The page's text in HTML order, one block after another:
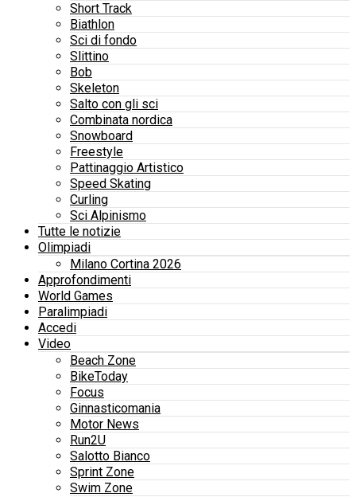
Short Track
Biathlon
Sci di fondo
Slittino
Bob
Skeleton
Salto con gli sci
Combinata nordica
Snowboard
Freestyle
Pattinaggio Artistico
Speed Skating
Curling
Sci Alpinismo
Tutte le notizie
Olimpiadi
Milano Cortina 2026
Approfondimenti
World Games
Paralimpiadi
Accedi
Video
Beach Zone
BikeToday
Focus
Ginnasticomania
Motor News
Run2U
Salotto Bianco
Sprint Zone
Swim Zone